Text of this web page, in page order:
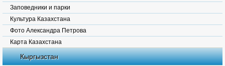
Заповедники и парки
Культура Казахстана
Фото Александра Петрова
Карта Казахстана
Кыргызстан